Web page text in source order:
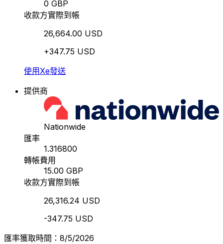
0 GBP
收款方實際到帳
26,664.00 USD
+347.75 USD
使用Xe發送
提供商
Nationwide
匯率
1.316800
轉帳費用
15.00 GBP
收款方實際到帳
26,316.24 USD
-347.75 USD
匯率獲取時間：8/5/2026